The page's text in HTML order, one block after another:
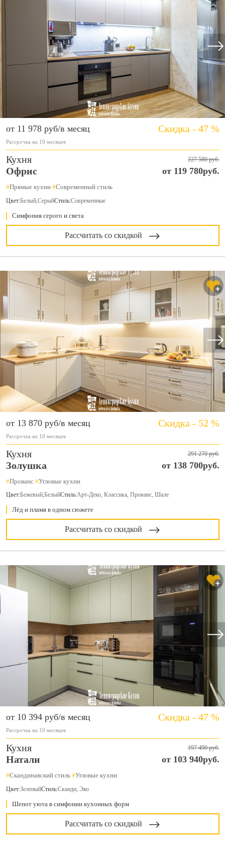
от 11 978 руб/в месяц Скидка - 47 %
Рассрочка на 10 месяцев
Кухня 227 580 руб.
Офрис от 119 780руб.
#Прямые кухни #Современный стиль
Цвет:Белый,СерыйСтиль:Современные
Симфония серого и света
Рассчитать со скидкой
от 13 870 руб/в месяц Скидка - 52 %
Рассрочка на 10 месяцев
Кухня 291 270 руб.
Золушка от 138 700руб.
#Прованс #Угловые кухни
Цвет:Бежевый,БелыйСтиль:Арт-Деко, Классика, Прованс, Шале
Лёд и пламя в одном сюжете
Рассчитать со скидкой
от 10 394 руб/в месяц Скидка - 47 %
Рассрочка на 10 месяцев
Кухня 197 490 руб.
Натали от 103 940руб.
#Скандинавский стиль #Угловые кухни
Цвет:ЗеленыйСтиль:Сканди, Эко
Шепот уюта в симфонии кухонных форм
Рассчитать со скидкой